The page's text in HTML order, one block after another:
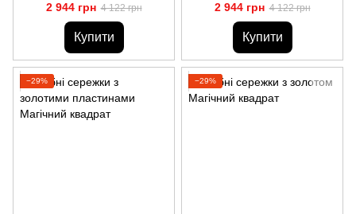
2 944 грн 4 122 грн
Купити
2 944 грн 4 122 грн
Купити
−29% −29%